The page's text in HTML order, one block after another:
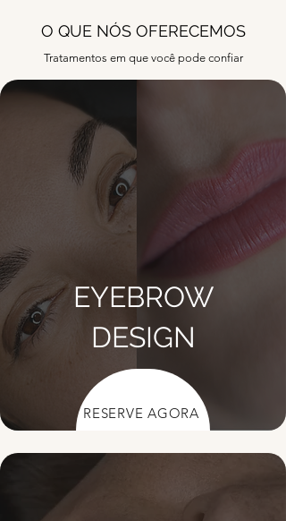
O QUE NÓS OFERECEMOS
Tratamentos em que você pode confiar
EYEBROW
DESIGN
RESERVE AGORA